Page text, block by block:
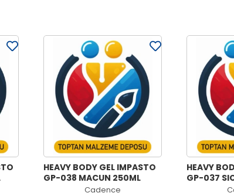
HEAVY BODY GEL IMPASTO
GP-038 MACUN 250ML
Cadence
HEAVY
GP-037